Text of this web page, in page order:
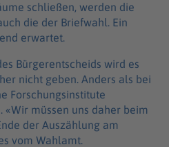
schließen, werden die
die der Briefwahl. Ein
erwartet.
Bürgerentscheids wird es
nicht geben. Anders als bei
Forschungsinstitute
müssen uns daher beim
der Auszählung am
vom Wahlamt.